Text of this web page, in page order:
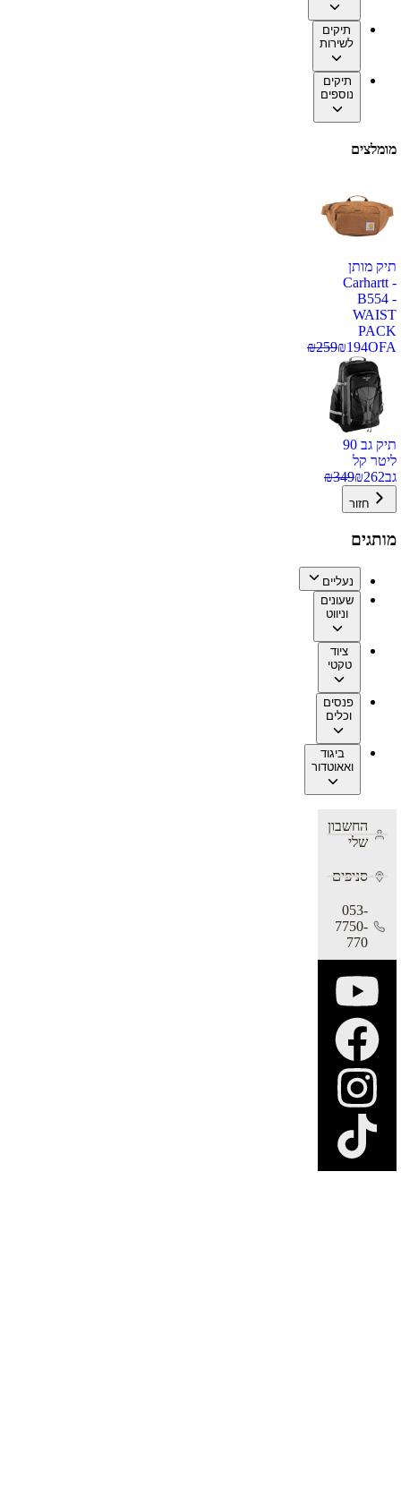
תיקים
לשירות
תיקים
נוספים
מומלצים
תיק מותן
Carhartt -
B554 -
WAIST
PACK
OFA
₪194
₪259
תיק גב 90
ליטר קל
גב
₪262
₪349
חזור
מותגים
נעליים
שעונים
וניווט
ציוד
טקטי
פנסים
וכלים
ביגוד
ואאוטדור
החשבון
שלי
סניפים
053-
7750-
770